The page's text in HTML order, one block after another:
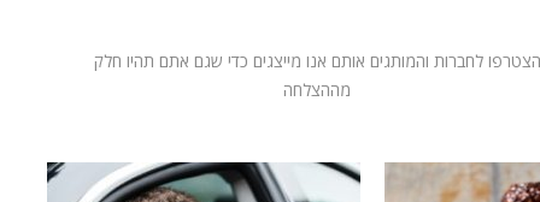
הצטרפו לחברות והמותגים אותם אנו מייצגים כדי שגם אתם תהיו חלק
מההצלחה